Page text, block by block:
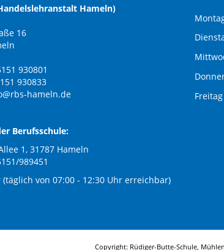
Hameln)
16
930801
930833
hameln.de
Berufsschule:
1, 31787 Hameln
989451
(täglich von 07:00 - 12:30 Uhr erreichbar)
Freitag
Copyright: Rüdiger-Butte-Schule,